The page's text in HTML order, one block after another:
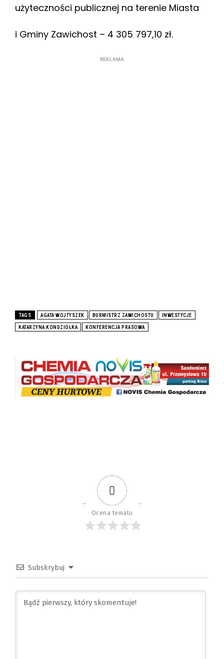
użyteczności publicznej na terenie Miasta
i Gminy Zawichost – 4 305 797,10 zł.
REKLAMA
TAGS AGATA WOJTYSZEK BURMISTRZ ZAWICHOSTU INWESTYCJE
KATARZYNA KONDZIOŁKA KONFERENCJA PRASOWA
0
Ocena tematu
Subskrybuj